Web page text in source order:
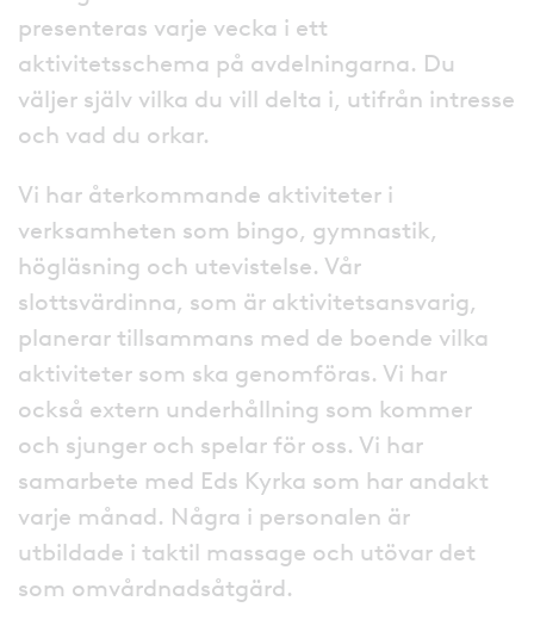
presenteras varje vecka i ett
aktivitetsschema på avdelningarna. Du
väljer själv vilka du vill delta i, utifrån intresse
och vad du orkar.
Vi har återkommande aktiviteter i
verksamheten som bingo, gymnastik,
högläsning och utevistelse. Vår
slottsvärdinna, som är aktivitetsansvarig,
planerar tillsammans med de boende vilka
aktiviteter som ska genomföras. Vi har
också extern underhållning som kommer
och sjunger och spelar för oss. Vi har
samarbete med Eds Kyrka som har andakt
varje månad. Några i personalen är
utbildade i taktil massage och utövar det
som omvårdnadsåtgärd.